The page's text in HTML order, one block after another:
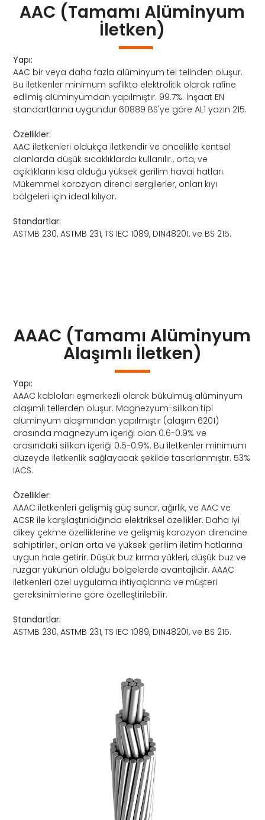
AAC (Tamamı Alüminyum
İletken)
Yapı:
AAC bir veya daha fazla alüminyum tel telinden oluşur.
Bu iletkenler minimum saflıkta elektrolitik olarak rafine
edilmiş alüminyumdan yapılmıştır. 99.7%. İnşaat EN
standartlarına uygundur 60889 BS'ye göre AL1 yazın 215.
Özellikler:
AAC iletkenleri oldukça iletkendir ve öncelikle kentsel
alanlarda düşük sıcaklıklarda kullanılır., orta, ve
açıklıkların kısa olduğu yüksek gerilim havai hatları.
Mükemmel korozyon direnci sergilerler, onları kıyı
bölgeleri için ideal kılıyor.
Standartlar:
ASTMB 230, ASTMB 231, TS IEC 1089, DIN48201, ve BS 215.
AAAC (Tamamı Alüminyum
Alaşımlı İletken)
Yapı:
AAAC kabloları eşmerkezli olarak bükülmüş alüminyum
alaşımlı tellerden oluşur. Magnezyum-silikon tipi
alüminyum alaşımından yapılmıştır (alaşım 6201)
arasında magnezyum içeriği olan 0.6-0.9% ve
arasındaki silikon içeriği 0.5-0.9%. Bu iletkenler minimum
düzeyde iletkenlik sağlayacak şekilde tasarlanmıştır. 53%
IACS.
Özellikler:
AAAC iletkenleri gelişmiş güç sunar, ağırlık, ve AAC ve
ACSR ile karşılaştırıldığında elektriksel özellikler. Daha iyi
dikey çekme özelliklerine ve gelişmiş korozyon direncine
sahiptirler., onları orta ve yüksek gerilim iletim hatlarına
uygun hale getirir. Düşük buz kırma yükleri, düşük buz ve
rüzgar yükünün olduğu bölgelerde avantajlıdır. AAAC
iletkenleri özel uygulama ihtiyaçlarına ve müşteri
gereksinimlerine göre özelleştirilebilir.
Standartlar:
ASTMB 230, ASTMB 231, TS IEC 1089, DIN48201, ve BS 215.